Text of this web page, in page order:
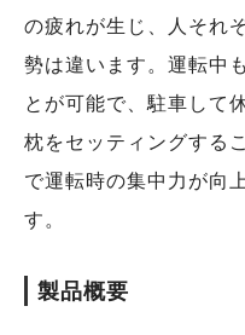
の疲れが生じ、人それ
勢は違います。運転中
とが可能で、駐車して
枕をセッティングする
で運転時の集中力が向
す。
製品概要